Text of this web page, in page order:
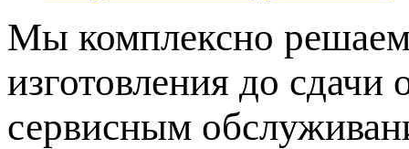
Мы комплексно решаем
изготовления до
сервисным